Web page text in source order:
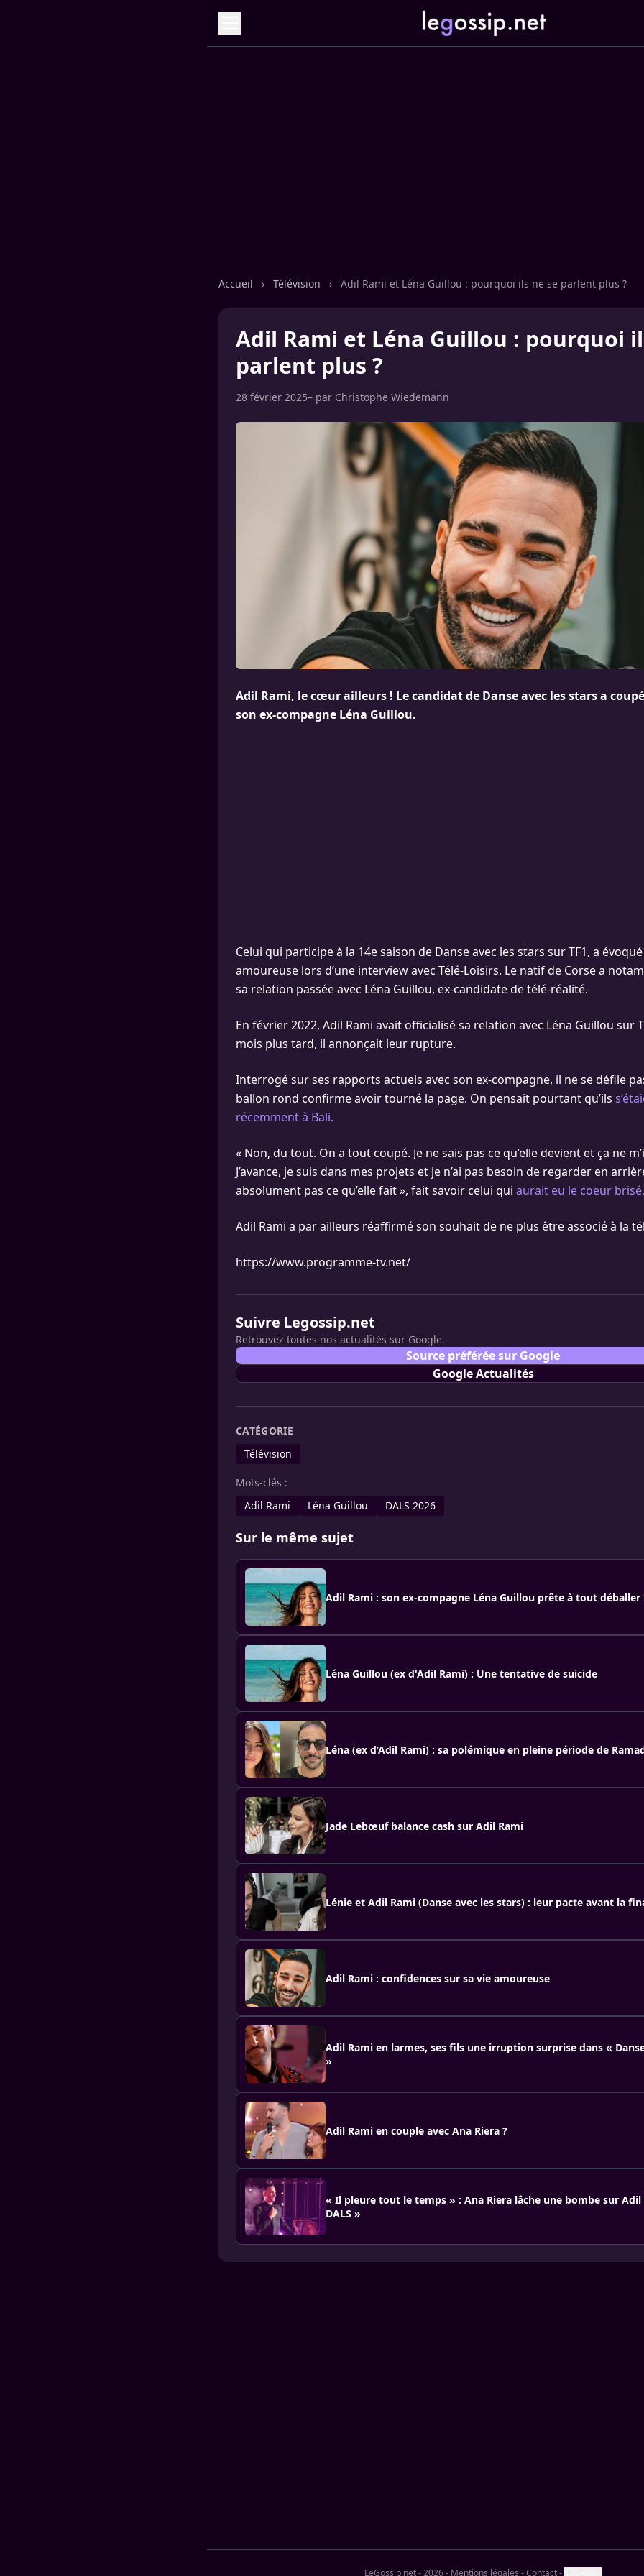
Accueil › Télévision › Adil Rami et Léna Guillou : pourquoi ils ne se parlent plus ?
Adil Rami et Léna Guillou : pourquoi
parlent plus ?
28 février 2025– par Christophe Wiedemann
Adil Rami, le cœur ailleurs ! Le candidat de Danse avec les stars a
son ex-compagne Léna Guillou.
Celui qui participe à la 14e saison de Danse avec les stars sur TF1, a
amoureuse lors d’une interview avec Télé-Loisirs. Le natif de Corse a
sa relation passée avec Léna Guillou, ex-candidate de télé-réalité.
En février 2022, Adil Rami avait officialisé sa relation avec Léna Guillou sur
mois plus tard, il annonçait leur rupture.
Interrogé sur ses rapports actuels avec son ex-compagne, il ne se défile
ballon rond confirme avoir tourné la page. On pensait pourtant qu’ils
récemment à Bali.
« Non, du tout. On a tout coupé. Je ne sais pas ce qu’elle devient et ça ne
J’avance, je suis dans mes projets et je n’ai pas besoin de regarder en
absolument pas ce qu’elle fait », fait savoir celui qui aurait eu le coeur brisé.
Adil Rami a par ailleurs réaffirmé son souhait de ne plus être associé à la
https://www.programme-tv.net/
Suivre Legossip.net
Retrouvez toutes nos actualités sur Google.
Source préférée sur Google
Google Actualités
CATÉGORIE
Télévision
Mots-clés :
Adil Rami
Léna Guillou DALS 2026
Sur le même sujet
Adil Rami : son ex-compagne Léna Guillou prête à tout déballer
Léna Guillou (ex d'Adil Rami) : Une tentative de suicide
Léna (ex d’Adil Rami) : sa polémique en pleine période de
Jade Lebœuf balance cash sur Adil Rami
Lénie et Adil Rami (Danse avec les stars) : leur pacte avant la
Adil Rami : confidences sur sa vie amoureuse
Adil Rami en larmes, ses fils une irruption surprise dans «
»
Adil Rami en couple avec Ana Riera ?
« Il pleure tout le temps » : Ana Riera lâche une bombe sur Adil
DALS »
LeGossip.net - 2026- Mentions légales -Contact-